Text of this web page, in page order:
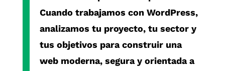
Cuando trabajamos con WordPress,
analizamos tu proyecto, tu sector y
tus objetivos para construir una
web moderna, segura y orientada a